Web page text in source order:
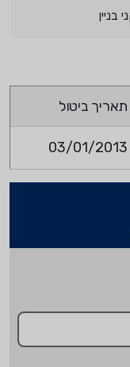
בניין
תאריך ביטול
03/01/2013